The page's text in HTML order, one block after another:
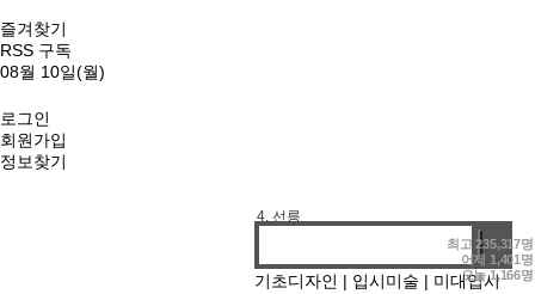
즐겨찾기
RSS 구독
08월 10일(월)
로그인
회원가입
정보찾기
최고235,317명
어제 1,401명
오늘1,166명
4. 선릉
기초디자인 | 입시미술 | 미대입시